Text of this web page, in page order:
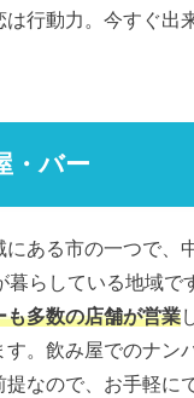
行動力。今すぐ出
・バー
にある市の一つで、
暮らしている地域で
も多数の店舗が営業
す。飲み屋でのナン
提なので、お手軽に